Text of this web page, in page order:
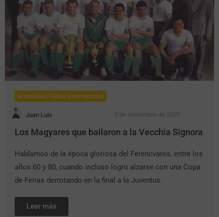
Actualidad , Fútbol Internacional
Juan Luis 3 de noviembre de 2020
Los Magyares que bailaron a la Vecchia Signora
Hablamos de la época gloriosa del Ferencvaros, entre los
años 60 y 80, cuando incluso logró alzarse con una Copa
de Ferias derrotando en la final a la Juventus.
Leer más